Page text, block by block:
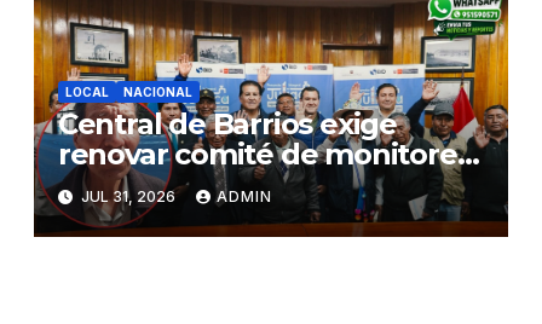
LOCAL NACIONAL
Central de Barrios exige
renovar comité de monitoreo
del PIAA por presuntos
conflictos de interés y
retrasos
JUL 31, 2026 ADMIN